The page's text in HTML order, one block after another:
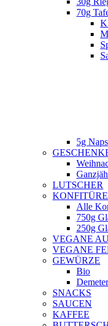
70g
5g Naps
LUTSCHER
Alle
750g
250g
VEGANE
VEGANE
GEWÜRZE
Bio
Demeter
SNACKS
SAUCEN
KAFFEE